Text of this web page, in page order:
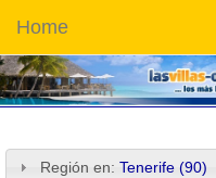
Home
Región en: Tenerife (90)